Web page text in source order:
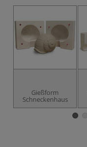
Gießform
Schneckenhaus